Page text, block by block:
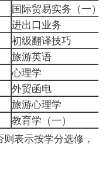
国际贸易实务（一）
进出口业务
初级翻译技巧
旅游英语
心理学
外贸函电
旅游心理学
教育学（一）
表示按学分选修，